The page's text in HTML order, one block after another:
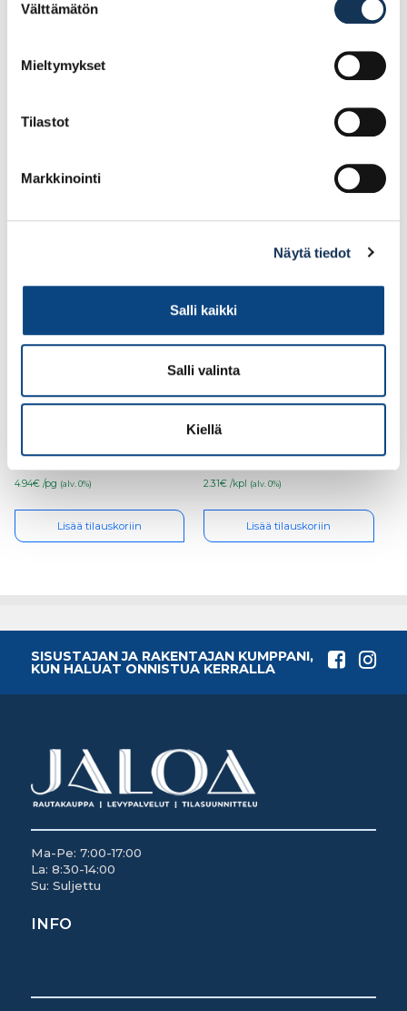
valinta
Välttämätön
Mieltymykset
Tilastot
Markkinointi
Näytä tiedot
Salli kaikki
Salli valinta
Kiellä
8.73€ /pg
Nivelsarana 818 38×150
Nivelsarana 818 25×75
2kpl/pkt
4.94€ /pg (alv. 0%)
Lisää tilauskoriin
Nivelsarana 818 32×100
irto
2.31€ /kpl (alv. 0%)
Lisää tilauskoriin
SISUSTAJAN JA RAKENTAJAN KUMPPANI,
KUN HALUAT ONNISTUA KERRALLA
Ma-Pe: 7:00-17:00
La: 8:30-14:00
Su: Suljettu
INFO